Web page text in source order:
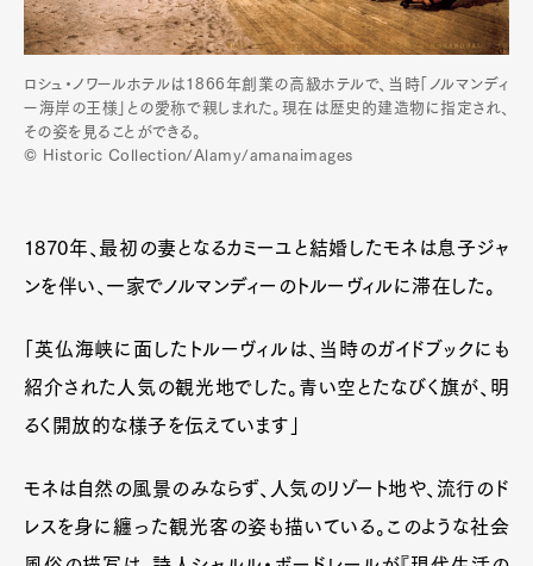
ロシュ・ノワールホテルは1866年創業の高級ホテルで、当時「ノルマンディ
ー海岸の王様」との愛称で親しまれた。現在は歴史的建造物に指定され、
その姿を見ることができる。
© Historic Collection/Alamy/amanaimages
1870年、最初の妻となるカミーユと結婚したモネは息子ジャ
ンを伴い、一家でノルマンディーのトルーヴィルに滞在した。
「英仏海峡に面したトルーヴィルは、当時のガイドブックにも
紹介された人気の観光地でした。青い空とたなびく旗が、明
るく開放的な様子を伝えています」
モネは自然の風景のみならず、人気のリゾート地や、流行のド
レスを身に纏った観光客の姿も描いている。このような社会